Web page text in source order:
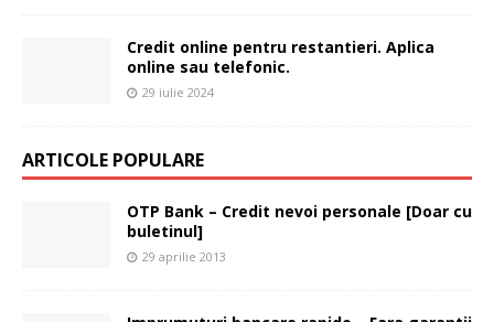
Credit online pentru restantieri. Aplica
online sau telefonic.
29 iulie 2024
ARTICOLE POPULARE
OTP Bank – Credit nevoi personale [Doar cu
buletinul]
29 aprilie 2013